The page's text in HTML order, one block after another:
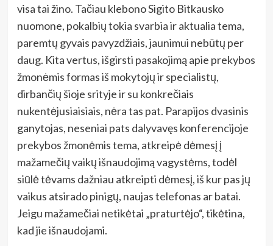
visa tai žino. Tačiau klebono Sigito Bitkausko
nuomone, pokalbių tokia svarbia ir aktualia tema,
paremtų gyvais pavyzdžiais, jaunimui nebūtų per
daug. Kita vertus, išgirsti pasakojimą apie prekybos
žmonėmis formas iš mokytojų ir specialistų,
dirbančių šioje srityje ir su konkrečiais
nukentėjusiaisiais, nėra tas pat. Parapijos dvasinis
ganytojas, neseniai pats dalyvavęs konferencijoje
prekybos žmonėmis tema, atkreipė dėmesį į
mažamečių vaikų išnaudojimą vagystėms, todėl
siūlė tėvams dažniau atkreipti dėmesį, iš kur pas jų
vaikus atsirado pinigų, naujas telefonas ar batai.
Jeigu mažamečiai netikėtai „praturtėjo“, tikėtina,
kad jie išnaudojami.